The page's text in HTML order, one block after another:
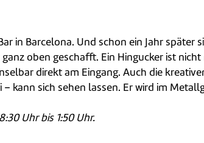
in Barcelona. Und schon ein Jahr später
oben geschafft. Ein Hingucker ist
direkt am Eingang. Auch die
kann sich sehen lassen. Er wird im
Uhr bis 1:50 Uhr.